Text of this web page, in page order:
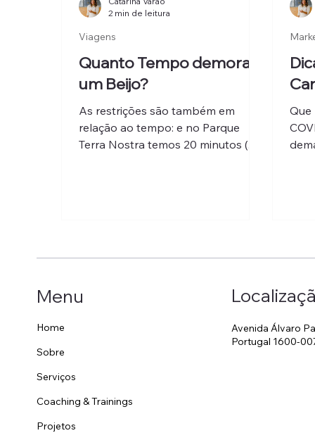
Quanto Tempo demora
um Beijo?
As restrições são também em
relação ao tempo: e no Parque
Terra Nostra temos 20 minutos (...)
Viagens
2 min de leitura
Que
Menu
Home
Sobre
Serviços
Coaching & Trainings
Projetos
Avenida Álvaro
Portugal 1600-